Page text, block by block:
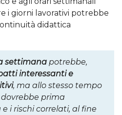
i giorni lavorativi potrebbe
didattica
settimana potrebbe,
interessanti e
, ma allo stesso tempo
prima
i rischi correlati, al fine